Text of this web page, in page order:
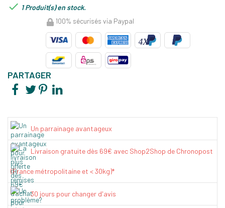
 1 Produit(s) en stock.
100% sécurisés via Paypal
PARTAGER
Un parrainage avantageux
Livraison gratuite dès 69€ avec Shop2Shop de Chronopost
(France métropolitaine et < 30kg)*
30 jours pour changer d'avis